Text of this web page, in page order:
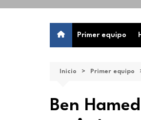
Primer equipo
Inicio Primer equipo
Ben